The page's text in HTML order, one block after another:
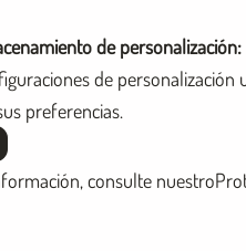
de personalización:
de
preferencias.
consulte nuestro